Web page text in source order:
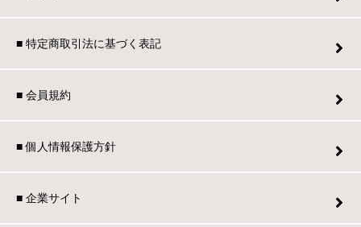
■ 特定商取引法に基づく表記
■ 会員規約
■ 個人情報保護方針
■ 企業サイト